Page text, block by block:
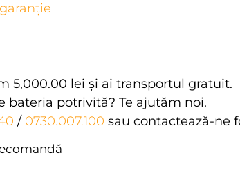
5,000.00 lei şi ai transportul gratuit.
bateria potrivită? Te ajutăm noi.
/ 0730.007.100 sau contactează-ne